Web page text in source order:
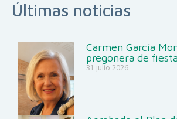
Últimas noticias
Carmen García
pregonera de
31 julio 2026